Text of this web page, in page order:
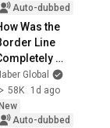
Auto-dubbed
Was the
Line
Mete
Explains the
Aspects
of the Process
Global
58K
1d ago
New
Auto-dubbed